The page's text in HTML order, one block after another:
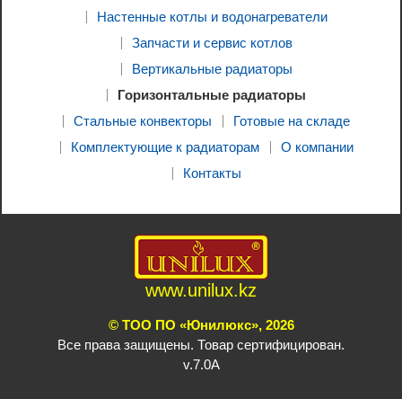
Настенные котлы и водонагреватели
Запчасти и сервис котлов
Вертикальные радиаторы
Горизонтальные радиаторы
Стальные конвекторы
Готовые на складе
Комплектующие к радиаторам
О компании
Контакты
© ТОО ПО «Юнилюкс», 2026
Все права защищены. Товар сертифицирован.
v.7.0A
www.unilux.kz